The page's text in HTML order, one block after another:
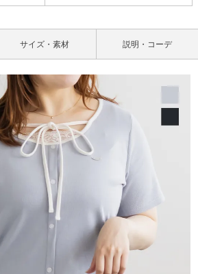
サイズ・素材 説明・コーデ